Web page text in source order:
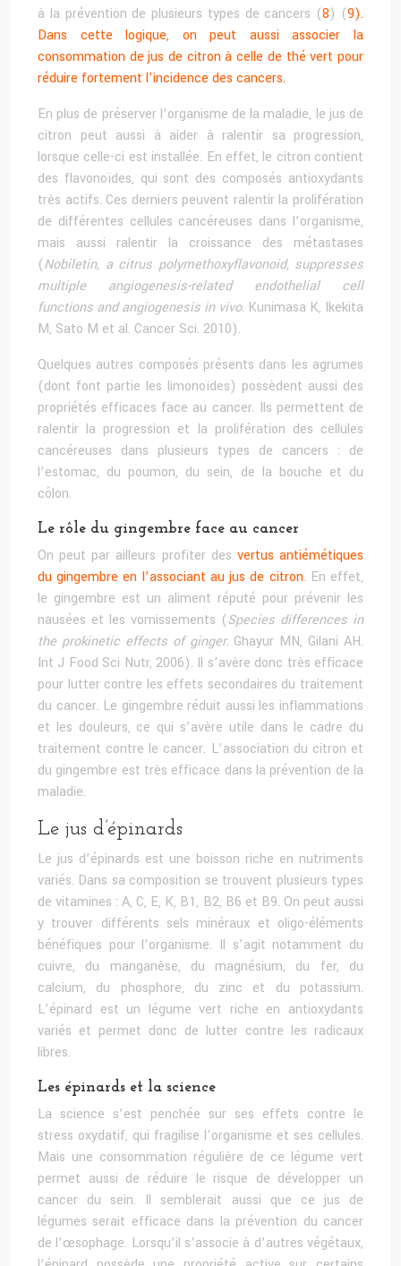
à la prévention de plusieurs types de cancers (8) (9).
Dans cette logique, on peut aussi associer la
consommation de jus de citron à celle de thé vert pour
réduire fortement l’incidence des cancers.
En plus de préserver l’organisme de la maladie, le jus de
citron peut aussi à aider à ralentir sa progression,
lorsque celle-ci est installée. En effet, le citron contient
des flavonoïdes, qui sont des composés antioxydants
très actifs. Ces derniers peuvent ralentir la prolifération
de différentes cellules cancéreuses dans l’organisme,
mais aussi ralentir la croissance des métastases
(Nobiletin, a citrus polymethoxyflavonoid, suppresses
multiple angiogenesis-related endothelial cell
functions and angiogenesis in vivo. Kunimasa K, Ikekita
M, Sato M et al. Cancer Sci. 2010).
Quelques autres composés présents dans les agrumes
(dont font partie les limonoïdes) possèdent aussi des
propriétés efficaces face au cancer. Ils permettent de
ralentir la progression et la prolifération des cellules
cancéreuses dans plusieurs types de cancers : de
l’estomac, du poumon, du sein, de la bouche et du
côlon.
Le rôle du gingembre face au cancer
On peut par ailleurs profiter des vertus antiémétiques
du gingembre en l’associant au jus de citron. En effet,
le gingembre est un aliment réputé pour prévenir les
nausées et les vomissements (Species differences in
the prokinetic effects of ginger. Ghayur MN, Gilani AH.
Int J Food Sci Nutr, 2006). Il s’avère donc très efficace
pour lutter contre les effets secondaires du traitement
du cancer. Le gingembre réduit aussi les inflammations
et les douleurs, ce qui s’avère utile dans le cadre du
traitement contre le cancer. L’association du citron et
du gingembre est très efficace dans la prévention de la
maladie.
Le jus d’épinards
Le jus d’épinards est une boisson riche en nutriments
variés. Dans sa composition se trouvent plusieurs types
de vitamines : A, C, E, K, B1, B2, B6 et B9. On peut aussi
y trouver différents sels minéraux et oligo-éléments
bénéfiques pour l’organisme. Il s’agit notamment du
cuivre, du manganèse, du magnésium, du fer, du
calcium, du phosphore, du zinc et du potassium.
L’épinard est un légume vert riche en antioxydants
variés et permet donc de lutter contre les radicaux
libres.
Les épinards et la science
La science s’est penchée sur ses effets contre le
stress oxydatif, qui fragilise l’organisme et ses cellules.
Mais une consommation régulière de ce légume vert
permet aussi de réduire le risque de développer un
cancer du sein. Il semblerait aussi que ce jus de
légumes serait efficace dans la prévention du cancer
de l’œsophage. Lorsqu’il s’associe à d’autres végétaux,